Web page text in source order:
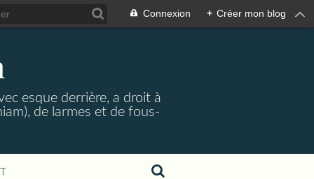
Connexion + Créer mon blog
esque derrière, a droit à
de larmes et de fous-